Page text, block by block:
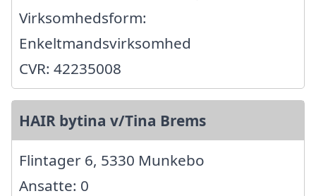
Virksomhedsform:
Enkeltmandsvirksomhed
CVR: 42235008
HAIR bytina v/Tina Brems
Flintager 6, 5330 Munkebo
Ansatte: 0